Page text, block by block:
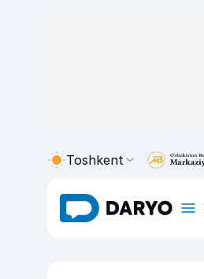
Toshkent